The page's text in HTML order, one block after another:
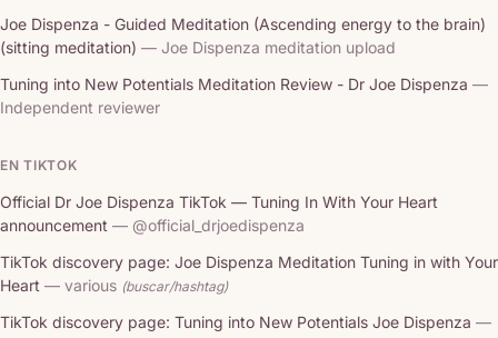
Joe Dispenza - Guided Meditation (Ascending energy to the brain)
(sitting meditation) — Joe Dispenza meditation upload
Tuning into New Potentials Meditation Review - Dr Joe Dispenza —
Independent reviewer
EN TIKTOK
Official Dr Joe Dispenza TikTok — Tuning In With Your Heart
announcement — @official_drjoedispenza
TikTok discovery page: Joe Dispenza Meditation Tuning in with Your
Heart — various (buscar/hashtag)
TikTok discovery page: Tuning into New Potentials Joe Dispenza —